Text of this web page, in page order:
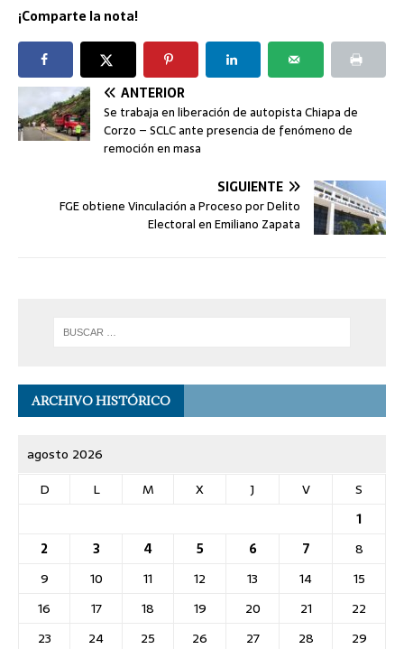
¡Comparte la nota!
ANTERIOR
Se trabaja en liberación de autopista Chiapa de
Corzo – SCLC ante presencia de fenómeno de
remoción en masa
SIGUIENTE
FGE obtiene Vinculación a Proceso por Delito
Electoral en Emiliano Zapata
ARCHIVO HISTÓRICO
agosto 2026
D
L M X J V
S
1
2
3 4 5 6 7
8
9
10 11 12 13 14
15
16
17 18 19 20 21
22
23
24 25 26 27 28
29